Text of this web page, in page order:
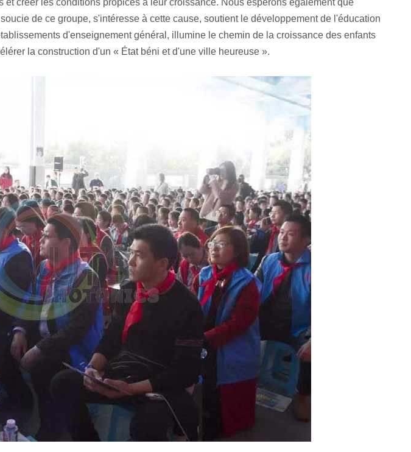
de ce groupe, s'intéresse à cette cause, soutient le développement de l'éducation
d'enseignement général, illumine le chemin de la croissance des enfants
la construction d'un « État béni et d'une ville heureuse ».